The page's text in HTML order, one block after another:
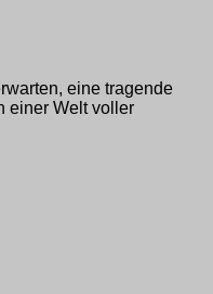
eine tragende
einer Welt voller